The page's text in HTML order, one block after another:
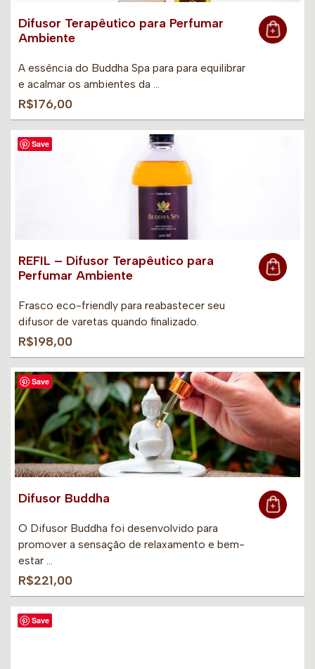
Difusor Terapêutico para Perfumar
Ambiente
A essência do Buddha Spa para para equilibrar
e acalmar os ambientes da …
R$176,00
Save
REFIL – Difusor Terapêutico para
Perfumar Ambiente
Frasco eco-friendly para reabastecer seu
difusor de varetas quando finalizado.
R$198,00
Save
Difusor Buddha
O Difusor Buddha foi desenvolvido para
promover a sensação de relaxamento e bem-
estar …
R$221,00
Save